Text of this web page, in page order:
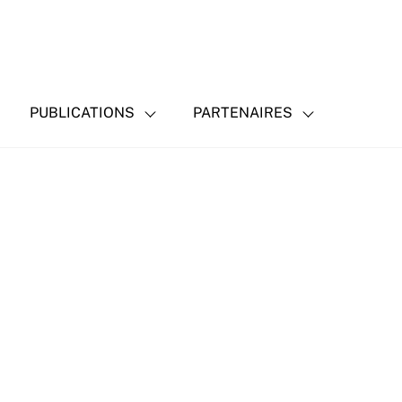
PUBLICATIONS PARTENAIRES